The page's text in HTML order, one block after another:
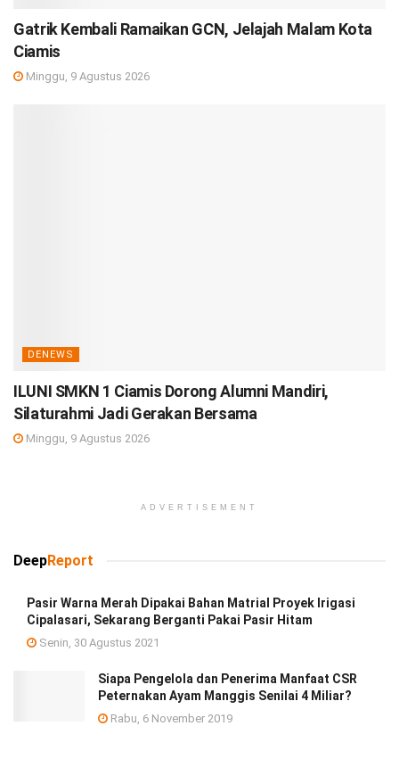
Gatrik Kembali Ramaikan GCN, Jelajah Malam Kota
Ciamis
Minggu, 9 Agustus 2026
DENEWS
ILUNI SMKN 1 Ciamis Dorong Alumni Mandiri,
Silaturahmi Jadi Gerakan Bersama
Minggu, 9 Agustus 2026
ADVERTISEMENT
DeepReport
Pasir Warna Merah Dipakai Bahan Matrial Proyek Irigasi
Cipalasari, Sekarang Berganti Pakai Pasir Hitam
Senin, 30 Agustus 2021
Siapa Pengelola dan Penerima Manfaat CSR
Peternakan Ayam Manggis Senilai 4 Miliar?
Rabu, 6 November 2019